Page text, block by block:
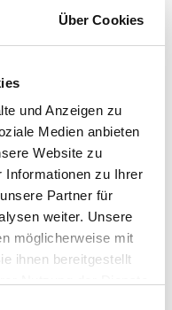
Über Cookies
und Anzeigen zu
Medien anbieten
Website zu
Informationen zu Ihrer
Partner für
weiter. Unsere
möglicherweise mit
ihnen bereitgestellt